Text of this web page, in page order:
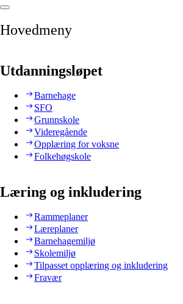
Hovedmeny
Utdanningsløpet
Barnehage
SFO
Grunnskole
Videregående
Opplæring for voksne
Folkehøgskole
Læring og inkludering
Rammeplaner
Læreplaner
Barnehagemiljø
Skolemiljø
Tilpasset opplæring og inkludering
Fravær